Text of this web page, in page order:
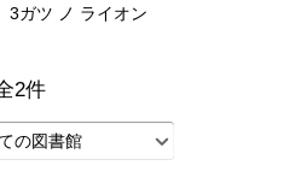
3ガツ ノ ライオン
2件
の図書館